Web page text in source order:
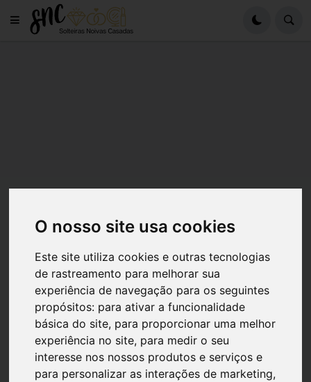
O nosso site usa cookies
Este site utiliza cookies e outras tecnologias
de rastreamento para melhorar sua
experiência de navegação para os seguintes
propósitos: para ativar a funcionalidade
básica do site, para proporcionar uma melhor
experiência no site, para medir o seu
interesse nos nossos produtos e serviços e
para personalizar as interações de marketing,